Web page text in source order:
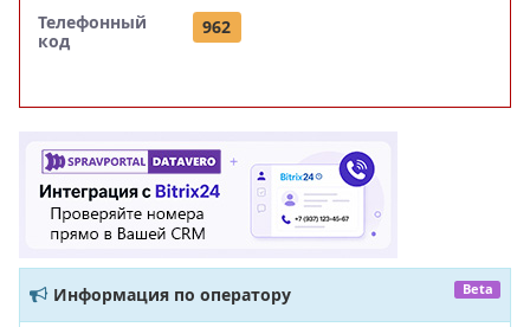
Телефонный
код
962
Информация по оператору Beta